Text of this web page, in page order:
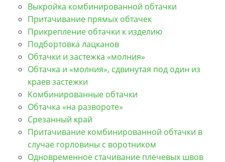
Выкройка комбинированной обтачки
Притачивание прямых обтачек
Прикрепление обтачки к изделию
Подбортовка лацканов
Обтачки и застежка «молния»
Обтачка и «молния», сдвинутая под один из
краев застежки
Комбинированные обтачки
Обтачка «на развороте»
Срезанный край
Притачивание комбинированной обтачки в
случае горловины с воротником
Одновременное стачивание плечевых швов